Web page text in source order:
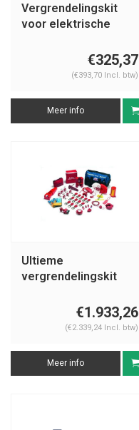
Vergrendelingskit
voor elektrische
€325,37
(€393,70 Incl. btw)
Meer info
Ultieme
vergrendelingskit
€1.933,26
(€2.339,24 Incl. btw)
Meer info